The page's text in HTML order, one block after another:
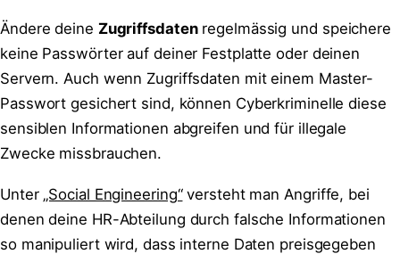
Ändere deine Zugriffsdatenregelmässig und speichere
keine Passwörter auf deiner Festplatte oder deinen
Servern. Auch wenn Zugriffsdaten mit einem Master-
Passwort gesichert sind, können Cyberkriminelle diese
sensiblen Informationen abgreifen und für illegale
Zwecke missbrauchen.
Unter „Social Engineering“versteht man Angriffe, bei
denen deine HR-Abteilung durch falsche Informationen
so manipuliert wird, dass interne Daten preisgegeben